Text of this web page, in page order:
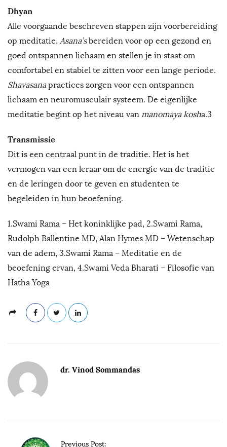
Dhyan
Alle voorgaande beschreven stappen zijn voorbereiding
op meditatie. Asana’sbereiden voor op een gezond en
goed ontspannen lichaam en stellen je in staat om
comfortabel en stabiel te zitten voor een lange periode.
Shavasanapractices zorgen voor een ontspannen
lichaam en neuromusculair systeem. De eigenlijke
meditatie begint op het niveau van manomaya kosha.3
Transmissie
Dit is een centraal punt in de traditie. Het is het
vermogen van een leraar om de energie van de traditie
en de leringen door te geven en studenten te
begeleiden in hun beoefening.
1.Swami Rama – Het koninklijke pad, 2.Swami Rama,
Rudolph Ballentine MD, Alan Hymes MD – Wetenschap
van de adem, 3.Swami Rama – Meditatie en de
beoefening ervan, 4.Swami Veda Bharati – Filosofie van
Hatha Yoga
dr. Vinod Sommandas
Previous Post: